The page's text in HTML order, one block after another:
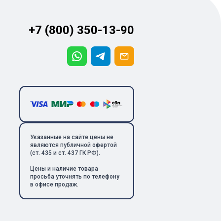
+7 (800) 350-13-90
Указанные на сайте цены не
являются публичной офертой
(ст. 435 и ст. 437 ГК РФ).
Цены и наличие товара
просьба уточнять по телефону
в офисе продаж.